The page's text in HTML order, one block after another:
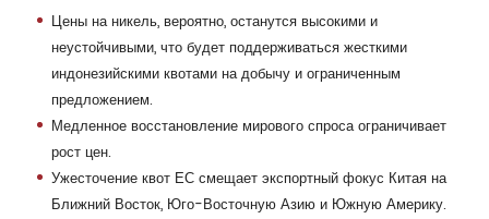
Цены на никель, вероятно, останутся высокими и
неустойчивыми, что будет поддерживаться жесткими
индонезийскими квотами на добычу и ограниченным
предложением.
Медленное восстановление мирового спроса ограничивает
рост цен.
Ужесточение квот ЕС смещает экспортный фокус Китая на
Ближний Восток, Юго-Восточную Азию и Южную Америку.